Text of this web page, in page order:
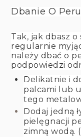
Dbanie O
Tak, jak dbasz
regularnie
należy dbać o
podpowiedzi
Delikatnie i
palcami lub
tego
Dodaj jedną
pielęgnacji
zimną wodą. (